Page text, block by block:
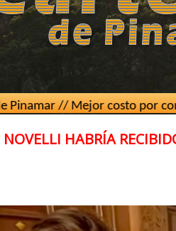
costo por contacto //
HABRÍA